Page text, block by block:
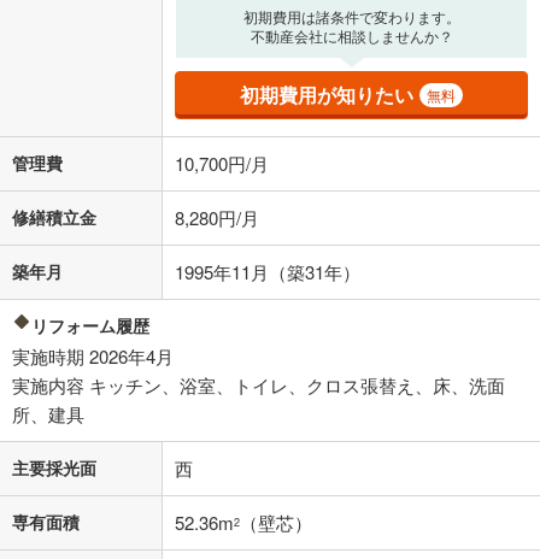
の金融機関等における貸出金利を何ら保証するものではありません。返
済方法「元利均等返済」にて算出しております。入力された金利を35年
適用した場合の計算結果を表示しています。
その他月額費用や、初期費用がかかります。ご注意ください。実際にお
借り入れの際は各金融機関等に、必ずご自身でご確認をお願いいたしま
不動産会社に購入相談をする
閉じる
初期費用は諸条件で変わります。
不動産会社に相談しませんか？
初期費用が知りたい 無料
管理費 10,700円/月
修繕積立金 8,280円/月
築年月 1995年11月（築31年）
リフォーム履歴
実施時期 2026年4月
実施内容 キッチン、浴室、トイレ、クロス張替え、床、洗面
所、建具
主要採光面 西
専有面積 52.36m2 （壁芯）